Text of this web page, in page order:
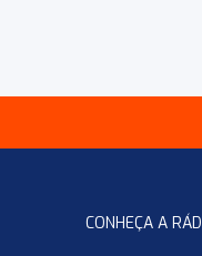
CONHEÇA A